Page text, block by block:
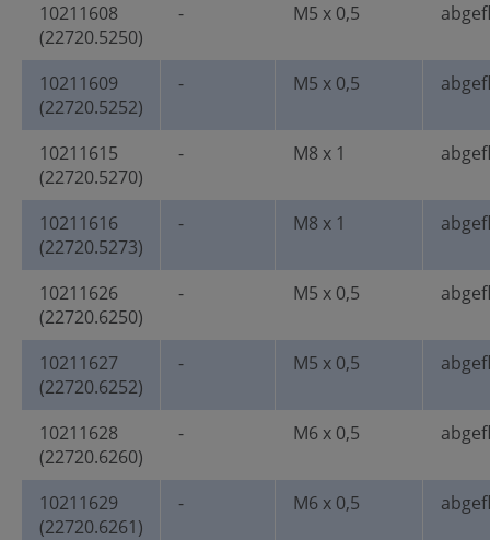
10211608
(22720.5250)
- M5 x 0,5
10211609
(22720.5252)
- M5 x 0,5
10211615
(22720.5270)
- M8 x 1
10211616
(22720.5273)
- M8 x 1
10211626
(22720.6250)
- M5 x 0,5
10211627
(22720.6252)
- M5 x 0,5
10211628
(22720.6260)
- M6 x 0,5
10211629
(22720.6261)
- M6 x 0,5